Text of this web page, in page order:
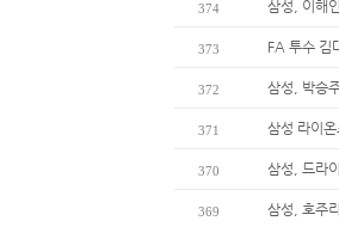
374 삼성, 이해
373 FA 투수 김
372 삼성, 박승
371 삼성 라이
370 삼성, 드라
369 삼성, 호주